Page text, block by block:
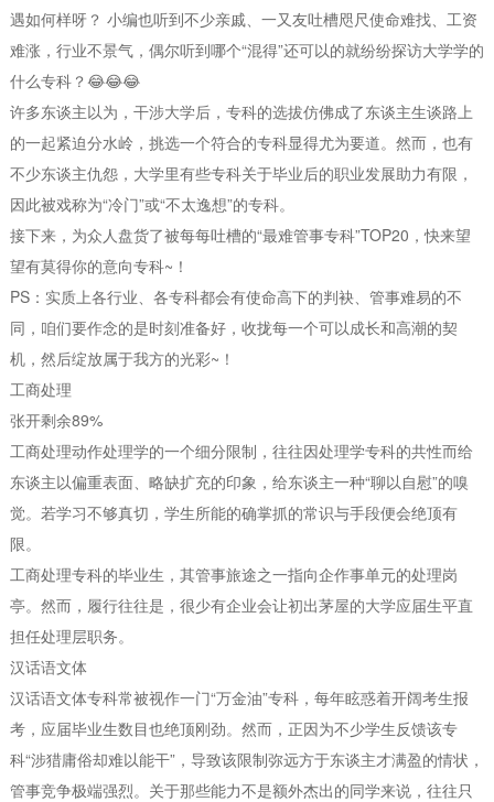
遇如何样呀？ 小编也听到不少亲戚、一又友吐槽咫尺使命难找、工资
难涨，行业不景气，偶尔听到哪个“混得”还可以的就纷纷探访大学学的
什么专科？😂😂😂
许多东谈主以为，干涉大学后，专科的选拔仿佛成了东谈主生谈路上
的一起紧迫分水岭，挑选一个符合的专科显得尤为要道。然而，也有
不少东谈主仇怨，大学里有些专科关于毕业后的职业发展助力有限，
因此被戏称为“冷门”或“不太逸想”的专科。
接下来，为众人盘货了被每每吐槽的“最难管事专科”TOP20，快来望
望有莫得你的意向专科~！
PS：实质上各行业、各专科都会有使命高下的判袂、管事难易的不
同，咱们要作念的是时刻准备好，收拢每一个可以成长和高潮的契
机，然后绽放属于我方的光彩~！
工商处理
张开剩余89%
工商处理动作处理学的一个细分限制，往往因处理学专科的共性而给
东谈主以偏重表面、略缺扩充的印象，给东谈主一种“聊以自慰”的嗅
觉。若学习不够真切，学生所能的确掌抓的常识与手段便会绝顶有
限。
工商处理专科的毕业生，其管事旅途之一指向企作事单元的处理岗
亭。然而，履行往往是，很少有企业会让初出茅屋的大学应届生平直
担任处理层职务。
汉话语文体
汉话语文体专科常被视作一门“万金油”专科，每年眩惑着开阔考生报
考，应届毕业生数目也绝顶刚劲。然而，正因为不少学生反馈该专
科“涉猎庸俗却难以能干”，导致该限制弥远方于东谈主才满盈的情状，
管事竞争极端强烈。关于那些能力不是额外杰出的同学来说，往往只